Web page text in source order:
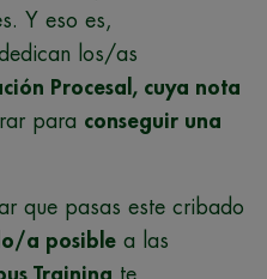
Y eso es,
los/as
Procesal, cuya nota
para conseguir una
que pasas este cribado
a posible a las
Training te